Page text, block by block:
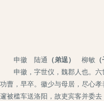
申徽 陆通 （弟逞） 柳敏
申徽，字世仪，魏郡人也。六
功曹，早卒。徽少与母居，尽心
邃被槛车送洛阳，故吏宾客并委